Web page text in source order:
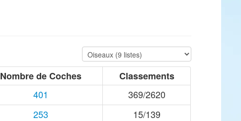
Nombre de Coches
Classements
401
369/2620
253
15/139